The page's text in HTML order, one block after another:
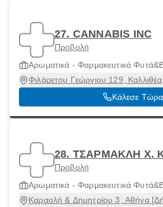
27. CANNABIS INC
Προβολή
Αρωματικά - Φαρμακευτικά
Φιλάρετου Γεώργιου 129,
Κάλεσε Τώρα
28. ΤΣΑΡΜΑΚΛΗ Χ.
Προβολή
Αρωματικά - Φαρμακευτικά
Καραολή & Δημητρίου 3, Αθήνα